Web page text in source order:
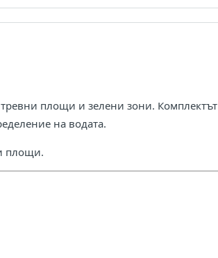
площи и зелени зони. Комплектът
на водата.
площи.